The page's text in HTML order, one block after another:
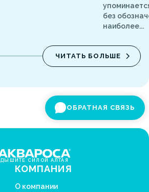
без
наиболее...
ЧИТАТЬ БОЛЬШЕ
ОБРАТНАЯ СВЯЗЬ
ДЫШИТЕ СИЛОЙ АЛТАЯ
КОМПАНИЯ
О компании